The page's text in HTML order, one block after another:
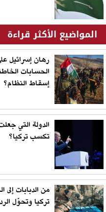
المواضيع الأكثر قراءة
رهان إسرائيل
الحسابات
إسقاط النظام؟
الدولة التي
تكسب تركيا؟
من الدبابات إلى
تركيا وتحوّل